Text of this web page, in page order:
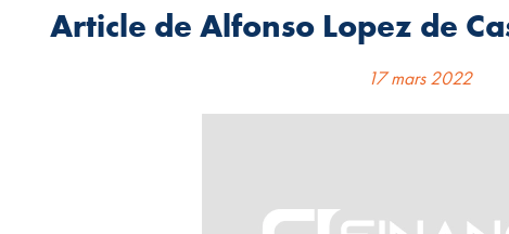
Article de Alfonso Lopez de
17 mars 2022